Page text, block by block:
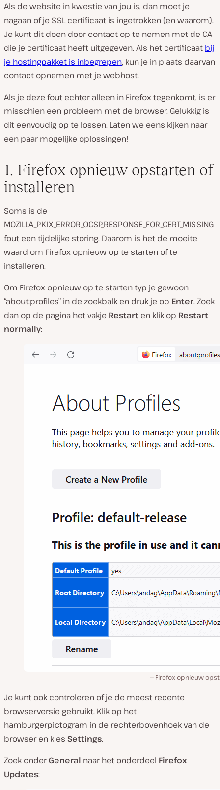
Als de website in kwestie van jou is, dan moet je
nagaan of je SSL certificaat is ingetrokken (en waarom).
Je kunt dit doen door contact op te nemen met de CA
die je certificaat heeft uitgegeven. Als het certificaat bij
je hostingpakket is inbegrepen, kun je in plaats daarvan
contact opnemen met je webhost.
Als je deze fout echter alleen in Firefox tegenkomt, is er
misschien een probleem met de browser. Gelukkig is
dit eenvoudig op te lossen. Laten we eens kijken naar
een paar mogelijke oplossingen!
1. Firefox opnieuw opstarten of
installeren
Soms is de
MOZILLA_PKIX_ERROR_OCSP_RESPONSE_FOR_CERT_MISSING
fout een tijdelijke storing. Daarom is het de moeite
waard om Firefox opnieuw op te starten of te
installeren.
Om Firefox opnieuw op te starten typ je gewoon
“about:profiles” in de zoekbalk en druk je op Enter. Zoek
dan op de pagina het vakje Restart en klik op Restart
normally:
Firefox opnieuw
Je kunt ook controleren of je de meest recente
browserversie gebruikt. Klik op het
hamburgerpictogram in de rechterbovenhoek van de
browser en kies Settings.
Zoek onderGeneral naar het onderdeel Firefox
Updates: